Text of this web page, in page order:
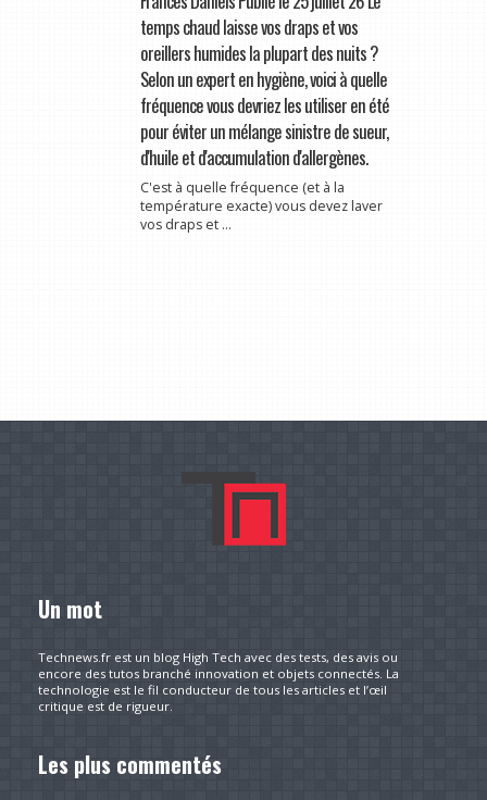
temps chaud laisse vos draps et vos
oreillers humides la plupart des nuits ?
Selon un expert en hygiène, voici à quelle
fréquence vous devriez les utiliser en été
pour éviter un mélange sinistre de sueur,
d'huile et d'accumulation d'allergènes.
C'est à quelle fréquence (et à la
température exacte) vous devez laver
vos draps et ...
Un mot
Technews.fr est un blog High Tech avec des tests, des avis ou
encore des tutos branché innovation et objets connectés. La
technologie est le fil conducteur de tous les articles et l’œil
critique est de rigueur.
Les plus commentés